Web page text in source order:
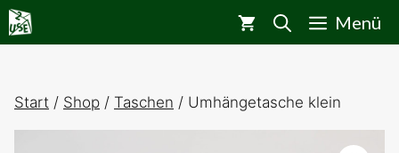
Zum
Inhalt
Menü
Start / Shop / Taschen / Umhängetasche klein